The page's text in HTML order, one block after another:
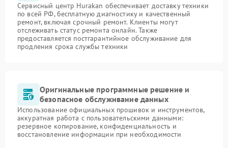
Сервисный центр Hurakan обеспечивает доставку техники
по всей РФ, бесплатную диагностику и качественный
ремонт, включая срочный ремонт. Клиенты могут
отслеживать статус ремонта онлайн. Также
предоставляется постгарантийное обслуживание для
продления срока службы техники
Оригинальные программные решение и
безопасное обслуживание данных
Использование официальных прошивок и инструментов,
аккуратная работа с пользовательскими данными:
резервное копирование, конфиденциальность и
восстановление информации при необходимости